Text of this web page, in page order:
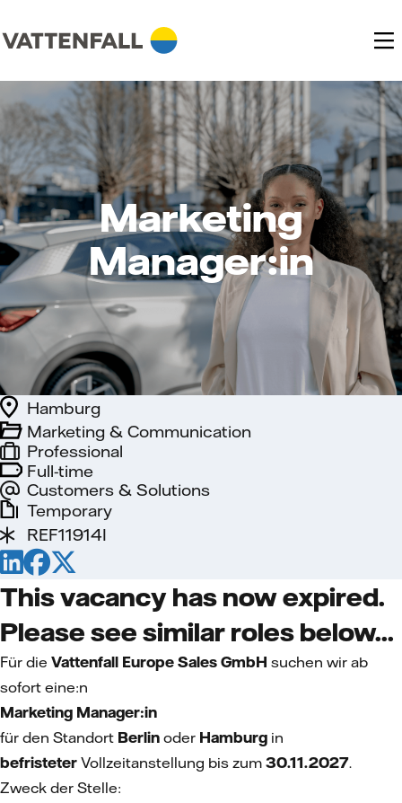
Marketing
Manager:in
Full-time
Customers & Solutions
Hamburg
Professional
Marketing & Communication
Temporary
REF11914I
This vacancy has now expired.
Please see similar roles below...
Für die Vattenfall Europe Sales GmbH suchen wir ab
sofort eine:n
Marketing Manager:in
für den Standort Berlin oder Hamburg in
befristeter Vollzeitanstellung bis zum 30.11.2027.
Zweck der Stelle: